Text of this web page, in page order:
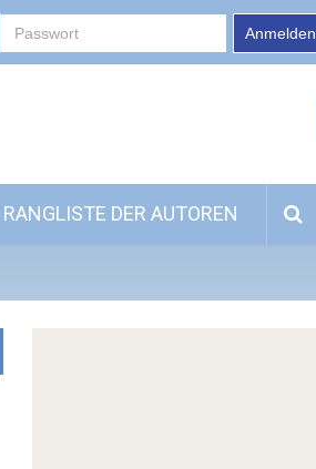
Anmelden
RANGLISTE DER AUTOREN